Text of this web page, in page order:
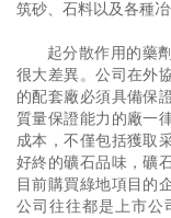
筑砂、石料以及各種冶
起分散作用的藥
很大差異。公司在外
的配套廠必須具備保
質量保證能力的廠一
成本，不僅包括獲取
好終的礦石品味，礦
目前購買綠地項目的
公司往往都是上市公